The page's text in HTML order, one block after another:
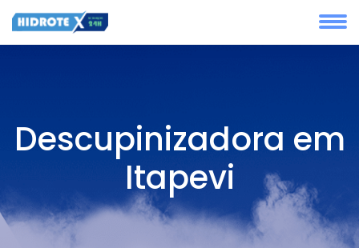
Descupinizadora em
Itapevi